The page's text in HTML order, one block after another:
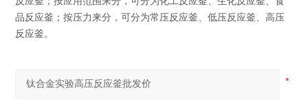
品反应釜；按压力来分，可分为常压反应釜、低压反应釜、高压
反应釜。